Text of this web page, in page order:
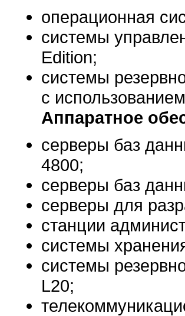
операционная
системы
Edition;
системы
с
Аппаратное
серверы баз
4800;
серверы баз
серверы для
станции
системы
системы
L20;